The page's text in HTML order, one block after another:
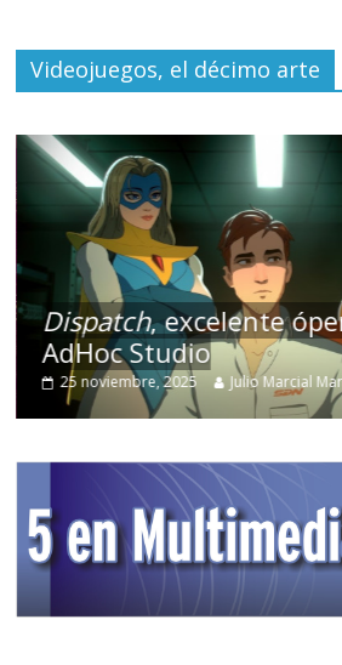
Videojuegos, el décimo arte
Dispatch, excelente
AdHoc Studio
25 noviembre, 2025 Julio Marcial